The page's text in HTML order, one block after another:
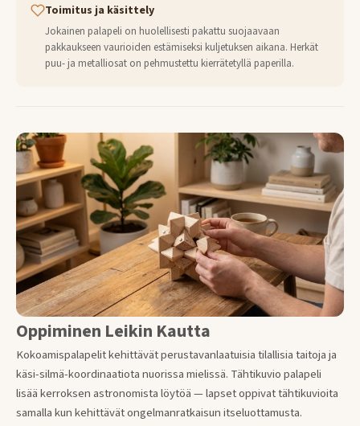
Toimitus ja käsittely
Jokainen palapeli on huolellisesti pakattu suojaavaan
pakkaukseen vaurioiden estämiseksi kuljetuksen aikana. Herkät
puu- ja metalliosat on pehmustettu kierrätetyllä paperilla.
Oppiminen Leikin Kautta
Kokoamispalapelit kehittävät perustavanlaatuisia tilallisia taitoja ja
käsi-silmä-koordinaatiota nuorissa mielissä. Tähtikuvio palapeli
lisää kerroksen astronomista löytöä — lapset oppivat tähtikuvioita
samalla kun kehittävät ongelmanratkaisun itseluottamusta.